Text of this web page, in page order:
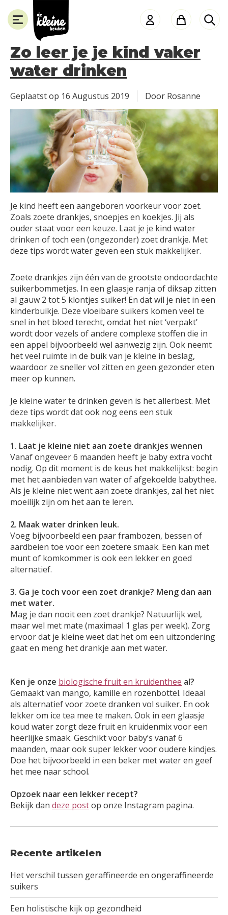
de
Kleine
Keuken
SLUITEN
Zo leer je je kind vaker
water drinken
Geplaatst op 16 Augustus 2019 Door Rosanne
Je kind heeft een aangeboren voorkeur voor zoet.
Zoals zoete drankjes, snoepjes en koekjes. Jij als
ouder staat voor een keuze. Laat je je kind water
drinken of toch een (ongezonder) zoet drankje. Met
deze tips wordt water geven een stuk makkelijker.
Zoete drankjes zijn één van de grootste ondoordachte
suikerbommetjes. In een glaasje ranja of diksap zitten
al gauw 2 tot 5 klontjes suiker! En dat wil je niet in een
kinderbuikje. Deze vloeibare suikers komen veel te
snel in het bloed terecht, omdat het niet ‘verpakt’
wordt door vezels of andere complexe stoffen die in
een appel bijvoorbeeld wel aanwezig zijn. Ook neemt
het veel ruimte in de buik van je kleine in beslag,
waardoor ze sneller vol zitten en geen gezonder eten
meer op kunnen.
Je kleine water te drinken geven is het allerbest. Met
deze tips wordt dat ook nog eens een stuk
makkelijker.
1. Laat je kleine niet aan zoete drankjes wennen
Vanaf ongeveer 6 maanden heeft je baby extra vocht
nodig. Op dit moment is de keus het makkelijkst: begin
met het aanbieden van water of afgekoelde babythee.
Als je kleine niet went aan zoete drankjes, zal het niet
moeilijk zijn om het aan te leren.
2. Maak water drinken leuk.
Voeg bijvoorbeeld een paar frambozen, bessen of
aardbeien toe voor een zoetere smaak. Een kan met
munt of komkommer is ook een lekker en goed
alternatief.
3. Ga je toch voor een zoet drankje? Meng dan aan
met water.
Mag je dan nooit een zoet drankje? Natuurlijk wel,
maar wel met mate (maximaal 1 glas per week). Zorg
ervoor dat je kleine weet dat het om een uitzondering
gaat en meng het drankje aan met water.
Ken je onze biologische fruit en kruidenthee al?
Gemaakt van mango, kamille en rozenbottel. Ideaal
als alternatief voor zoete dranken vol suiker. En ook
lekker om ice tea mee te maken. Ook in een glaasje
koud water zorgt deze fruit en kruidenmix voor een
heerlijke smaak. Geschikt voor baby’s vanaf 6
maanden, maar ook super lekker voor oudere kindjes.
Doe het bijvoorbeeld in een beker met water en geef
het mee naar school.
Opzoek naar een lekker recept?
Bekijk dan deze postop onze Instagram pagina.
Recente artikelen
Het verschil tussen geraffineerde en ongeraffineerde
suikers
Een holistische kijk op gezondheid